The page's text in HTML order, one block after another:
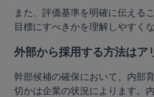
また、評価基準を明確に伝える
目標にすべきかを理解しやすくな
外部から採用する方法はア
幹部候補の確保において、内部
切かは企業の状況によります。